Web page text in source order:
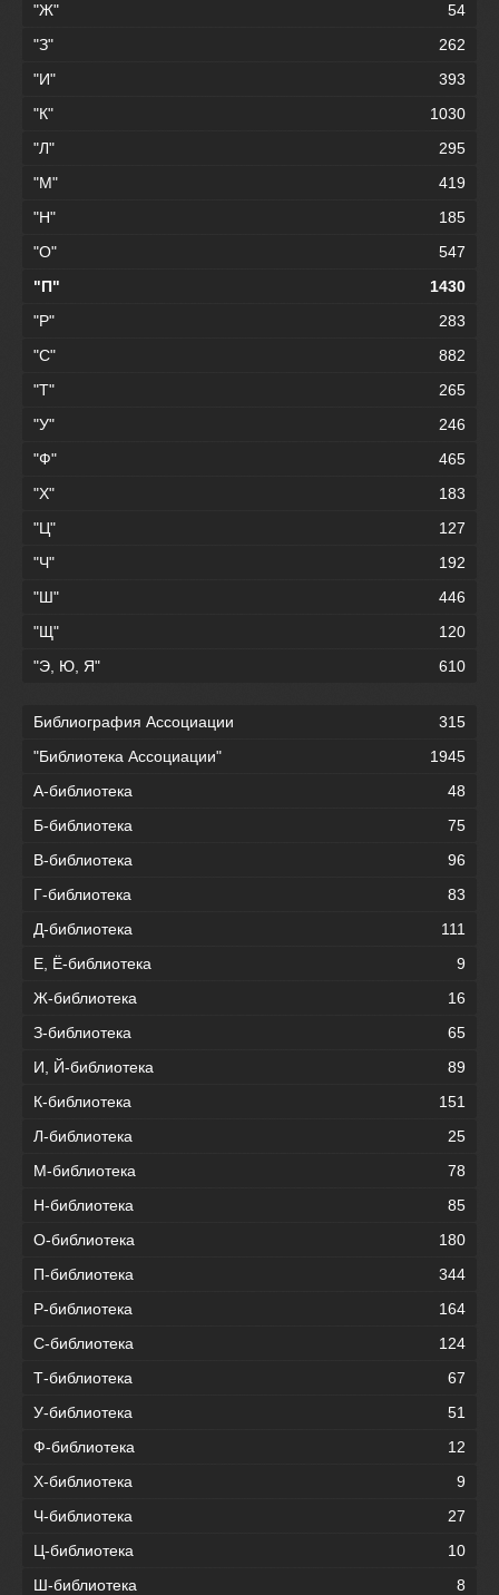
"Ж"
54
"З"
262
"И"
393
"К"
1030
"Л"
295
"М"
419
"Н"
185
"О"
547
"П"
1430
"Р"
283
"С"
882
"Т"
265
"У"
246
"Ф"
465
"Х"
183
"Ц"
127
"Ч"
192
"Ш"
446
"Щ"
120
"Э, Ю, Я"
610
Библиография Ассоциации
315
"Библиотека Ассоциации"
1945
А-библиотека
48
Б-библиотека
75
В-библиотека
96
Г-библиотека
83
Д-библиотека
111
Е, Ё-библиотека
9
Ж-библиотека
16
З-библиотека
65
И, Й-библиотека
89
К-библиотека
151
Л-библиотека
25
М-библиотека
78
Н-библиотека
85
О-библиотека
180
П-библиотека
344
Р-библиотека
164
С-библиотека
124
Т-библиотека
67
У-библиотека
51
Ф-библиотека
12
Х-библиотека
9
Ч-библиотека
27
Ц-библиотека
10
Ш-библиотека
8